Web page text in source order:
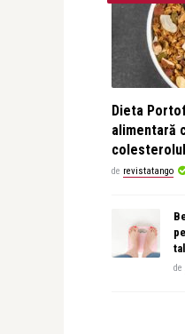
Dieta
alimentară
colesterolul
de revistatango
de